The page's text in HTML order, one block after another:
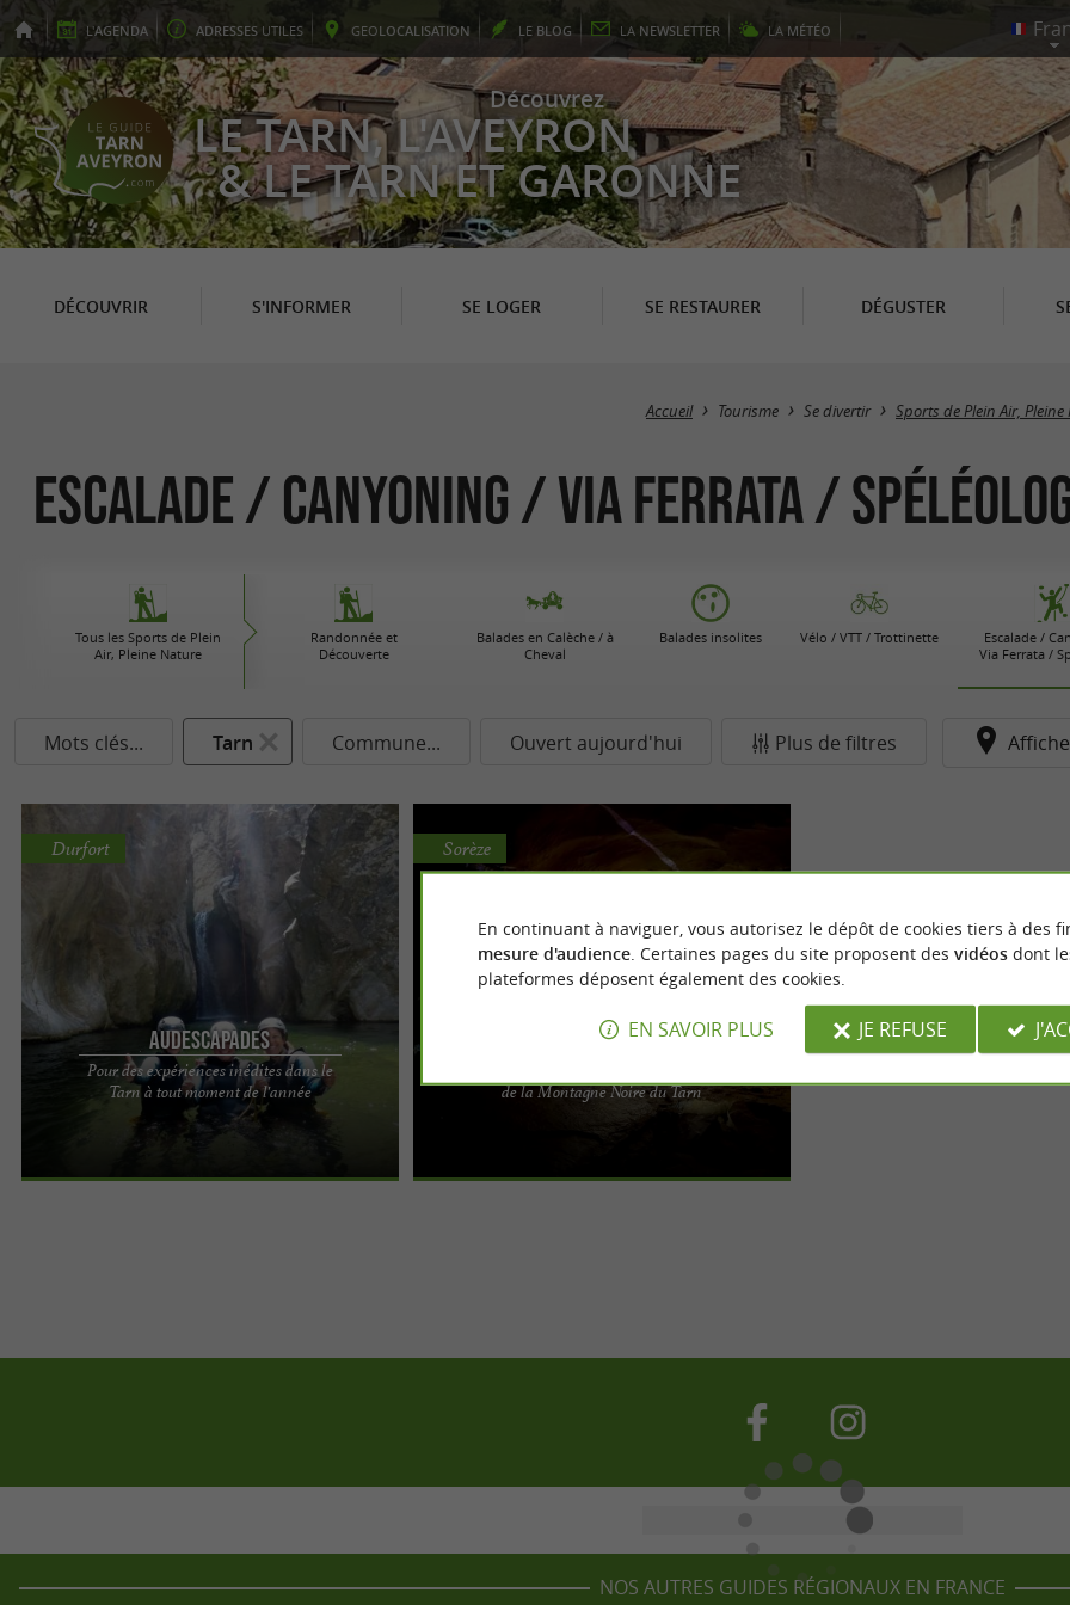
L'AGENDA ADRESSES UTILES GEOLOCALISATION LE BLOG LA NEWSLETTER LA MÉTÉO
Découvrez
LE TARN, L'AVEYRON
& LE TARN ET GARONNE
DÉCOUVRIR S'INFORMER SE LOGER SE RESTAURER DÉGUSTER
Accueil Tourisme Se divertir Sports de Plein Air,
Escalade / Canyoning / Via Ferrata /
Tous les Sports de Plein
Air, Pleine Nature
Randonnée et
Découverte
Balades en Calèche / à
Cheval
Balades insolites Vélo / VTT / Trottinette
Escalade /
Via Ferrata /
Mots clés... Tarn Commune... Ouvert aujourd'hui Plus de filtres
Audescapades
Pour des expériences inédites dans le
Tarn à tout moment de l'année
Durfort
Audescapades, des aventures en plein air
inoubliables dans le Tarn et les départements
voisins Vous aimez la ...
Lo Des Cavernes
de la Montagne Noire du Tarn
Sorèze
Lo des Cavernes, une expérience souterraine
inoubliable à vivre dans le Tarn Plongez dans les
NOS AUTRES GUIDES RÉGIONAUX EN FRANCE
En continuant à naviguer, vous autorisez le dépôt de cookies tiers à des
mesure d'audience. Certaines pages du site proposent des vidéosdont
plateformes déposent également des cookies.
EN SAVOIR PLUS JE REFUSE